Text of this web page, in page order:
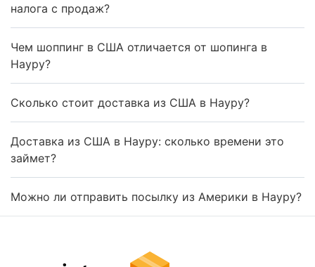
налога с продаж?
Чем шоппинг в США отличается от шопинга в
Науру?
Сколько стоит доставка из США в Науру?
Доставка из США в Науру: сколько времени это
займет?
Можно ли отправить посылку из Америки в Науру?